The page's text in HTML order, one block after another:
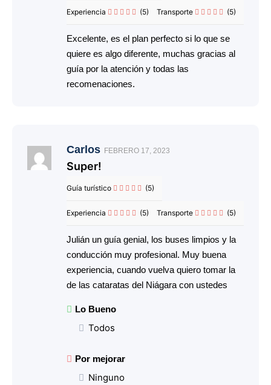
(5)
Experiencia (5)
Transporte
Excelente, es el plan perfecto si lo que se
quiere es algo diferente, muchas gracias al
guía por la atención y todas las
recomenaciones.
Carlos FEBRERO 17, 2023
Super!
(5)
Guía turístico
(5)
Experiencia (5)
Transporte
Julián un guía genial, los buses limpios y la
conducción muy profesional. Muy buena
experiencia, cuando vuelva quiero tomar la
de las cataratas del Niágara con ustedes
Lo Bueno
Todos
Por mejorar
Ninguno